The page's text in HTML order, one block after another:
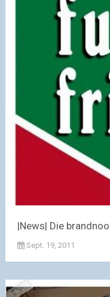
|News| Die
Sept. 19, 2011